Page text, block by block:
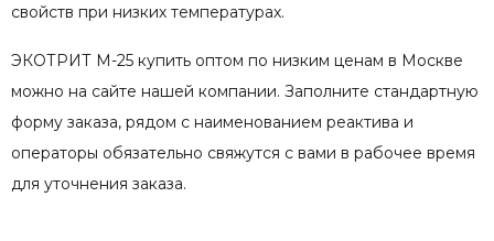
свойств при низких температурах.
ЭКОТРИТ М-25 купить оптом по низким ценам в Москве
можно на сайте нашей компании. Заполните стандартную
форму заказа, рядом с наименованием реактива и
операторы обязательно свяжутся с вами в рабочее время
для уточнения заказа.